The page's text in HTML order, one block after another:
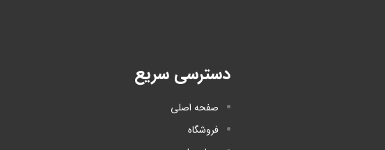
دسترسی سریع
صفحه اصلی
فروشگاه